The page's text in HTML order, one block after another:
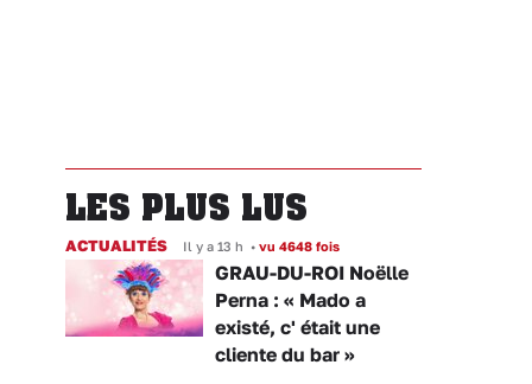
LES PLUS LUS
ACTUALITÉS Il y a 13 h • vu 4648 fois
GRAU-DU-ROI Noëlle
Perna : « Mado a
existé, c' était une
cliente du bar »